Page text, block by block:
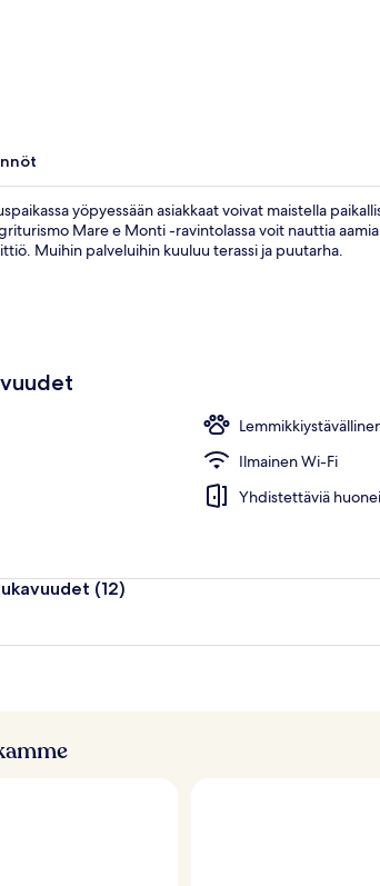
yöpyessään asiakkaat voivat maistella
Mare e Monti -ravintolassa voit nauttia
Muihin palveluihin kuuluu terassi ja puutarha.
Ilmainen Wi-Fi
Yhdistettäviä
(12)